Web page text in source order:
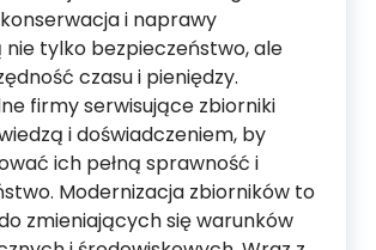
i naprawy
nie tylko bezpieczeństwo, ale
czasu i pieniędzy.
firmy serwisujące zbiorniki
i doświadczeniem, by
ich pełną sprawność i
Modernizacja zbiorników to
zmieniających się warunków